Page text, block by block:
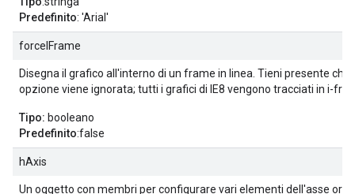
Predefinito: 'Arial'
forceIFrame
Disegna il grafico all'interno di un frame in linea. Tieni presente che
opzione viene ignorata; tutti i grafici di IE8 vengono tracciati in i-
Tipo: booleano
Predefinito:false
hAxis
Un oggetto con membri per configurare vari elementi dell'asse